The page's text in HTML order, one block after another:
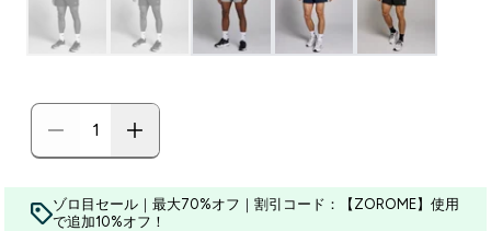
ゾロ目セール｜最大70%オフ｜割引コード：【ZOROME】使用
で追加10%オフ！